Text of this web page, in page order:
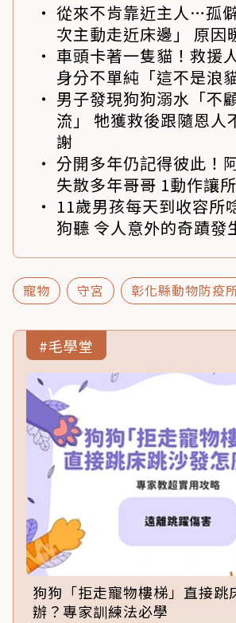
從來不肯靠近主人…孤
次主動走近床邊」 原因
車頭卡著一隻貓！救援
身分不單純「這不是浪貓
男子發現狗狗溺水「不
流」 牠獲救後跟隨恩人
謝
分開多年仍記得彼此！
失散多年哥哥 1動作讓
11歲男孩每天到收容所
狗聽 令人意外的奇蹟發
寵物 守宮 彰化縣動物防疫
#毛學堂
狗狗「拒走寵物樓梯」直接跳
辦？專家訓練法必學